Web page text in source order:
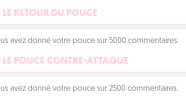
LE RETOUR DU POUCE
avez donné votre pouce sur 5000 commentaires.
LE POUCE CONTRE-ATTAQUE
avez donné votre pouce sur 2500 commentaires.